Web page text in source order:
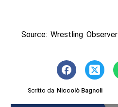
Source: Wrestling Observer
Scritto da Niccolò Bagnoli